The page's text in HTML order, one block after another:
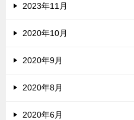
2023年11月
2020年10月
2020年9月
2020年8月
2020年6月